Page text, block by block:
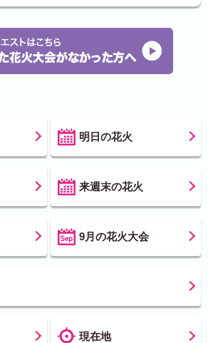
明日の花火
来週末の花火
9月の花火大会
現在地